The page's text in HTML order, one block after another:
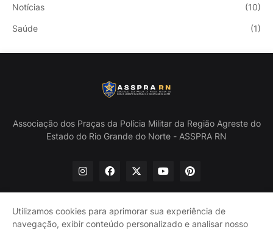
Notícias (10)
Saúde (1)
Associação dos Praças da Polícia Militar da Região Agreste do
Estado do Rio Grande do Norte - ASSPRA RN
Início Quem Somos Política de Privacidade
Utilizamos cookies para aprimorar sua experiência de
navegação, exibir conteúdo personalizado e analisar nosso